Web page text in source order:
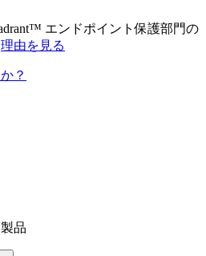
エンドポイント保護部門の
理由を見る
？
品